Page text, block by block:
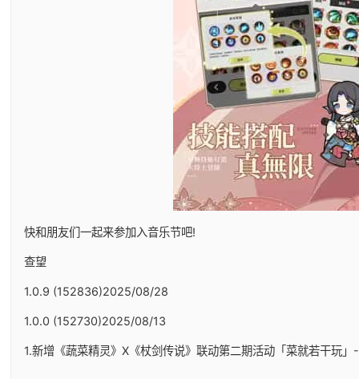
快和朋友们一起来参加入音乐节吧!
查望
1.0.9 (152836)2025/08/28
1.0.0 (152730)2025/08/13
1.新增《蔬菜精灵》X《杖剑传说》联动第二期活动「菜就若干玩